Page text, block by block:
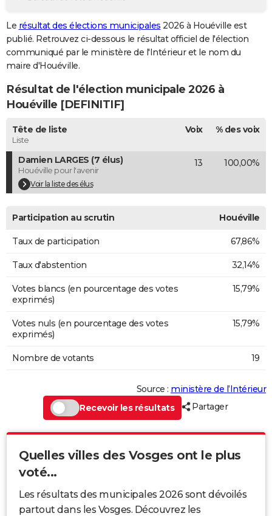
GUIDES D'ACHAT
BONS PLANS
CARTE DE VOEUX
Carte de Noël
Carte Bonne année
Carte Saint-Valentin
Carte Pâques
Carte d'anniversaire
DICTIONNAIRE
Dictionnaire
Biographies
Citations
Expressions
Proverbes
PROGRAMME TV
COPAINS D'AVANT
S'inscrire
Se connecter
Lycées
Collèges
Primaires
Universités
Entreprises
Service militaire
Avis de recherche
AVIS DE DÉCÈS
FORUM
Le résultat des élections municipales 2026 à Houéville est
publié. Retrouvez ci-dessous le résultat officiel de l'élection
communiqué par le ministère de l'Intérieur et le nom du
maire d'Houéville.
Résultat de l'élection municipale 2026 à
Houéville [DEFINITIF]
Tête de liste
Liste
Voix % des voix
Damien LARGES (7 élus)
Houéville pour l'avenir
Voir la liste des élus
13 100,00%
Participation au scrutin Houéville
Taux de participation 67,86%
Taux d'abstention 32,14%
Votes blancs (en pourcentage des votes
exprimés)
15,79%
Votes nuls (en pourcentage des votes
exprimés)
15,79%
Nombre de votants 19
Source : ministère de l’Intérieur
Recevoir les résultats
Partager
Quelles villes des Vosges ont le plus
voté...
Les résultats des municipales 2026 sont dévoilés
partout dans les Vosges. Découvrez les